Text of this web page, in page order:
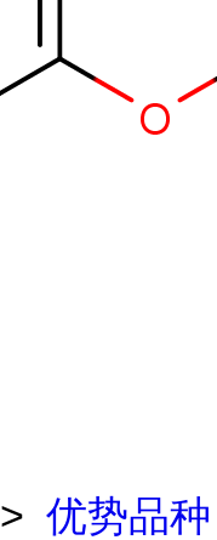
> 优势品种